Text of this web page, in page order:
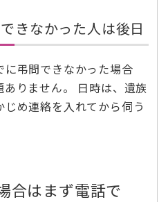
きなかった人は後日
弔問できなかった場合
りません。 日時は、遺族
め連絡を入れてから伺う
合はまず電話で